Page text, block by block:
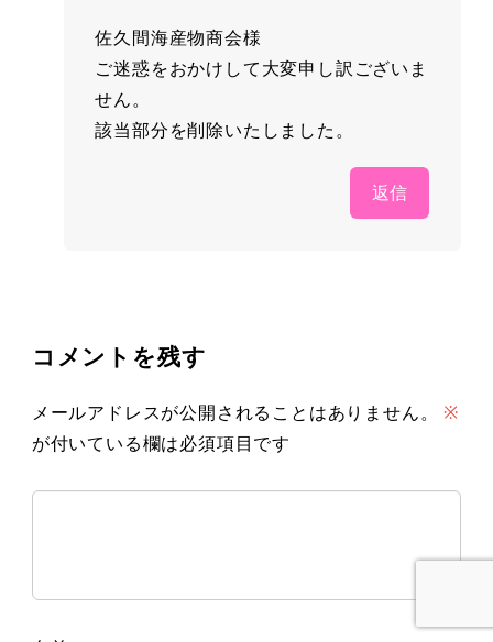
佐久間海産物商会様
ご迷惑をおかけして大変申し訳ございま
せん。
該当部分を削除いたしました。
返信
コメントを残す
メールアドレスが公開されることはありません。
※
が付いている欄は必須項目です